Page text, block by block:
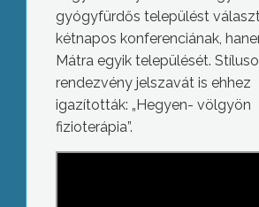
gyógyfürdős települést
kétnapos konferenciának,
Mátra egyik települését.
rendezvény jelszavát is ehhez
igazították: „Hegyen- völgyön
fizioterápia”.